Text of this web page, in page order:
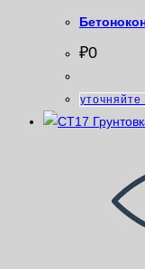
₽0
уточняйте